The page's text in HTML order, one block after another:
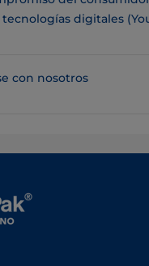
digitales
con nosotros